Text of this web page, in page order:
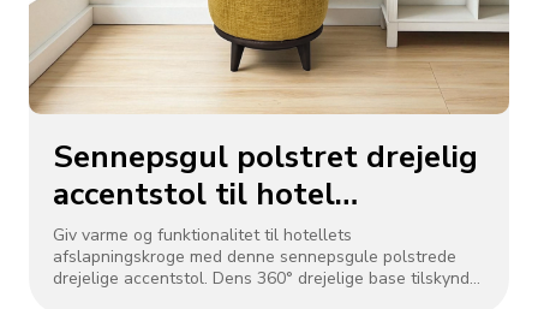
Sennepsgul polstret drejelig
accentstol til hotel
afslapningskrog
Giv varme og funktionalitet til hotellets
afslapningskroge med denne sennepsgule polstrede
drejelige accentstol. Dens 360° drejelige base tilskynder